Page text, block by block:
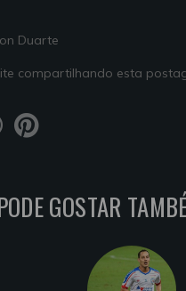
Duarte
compartilhando esta
GOSTAR